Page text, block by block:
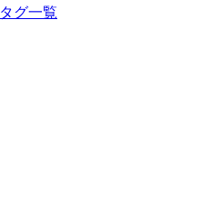
タグ一覧